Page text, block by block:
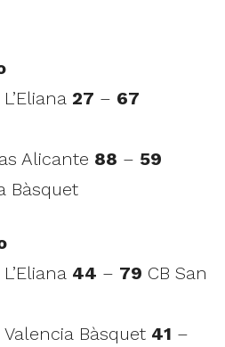
27 – 67
Alicante 88 – 59
Bàsquet
44 – 79 CB San
Bàsquet 41 –